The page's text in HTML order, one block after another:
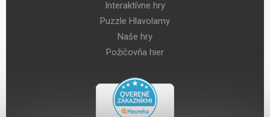
Interaktívne hry
Puzzle Hlavolamy
Naše hry
Požičovňa hier